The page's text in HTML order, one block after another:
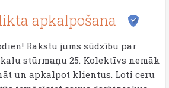
apkalpošana
Rakstu jums sūdzību par
stūrmaņu 25. Kolektīvs nemāk
un apkalpot klientus. Loti ceru